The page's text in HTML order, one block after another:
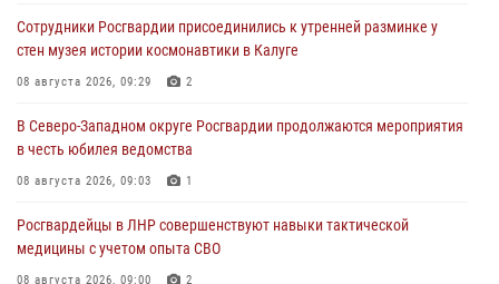
Сотрудники Росгвардии присоединились к утренней разминке у
стен музея истории космонавтики в Калуге
08 августа 2026, 09:29 2
В Северо-Западном округе Росгвардии продолжаются мероприятия
в честь юбилея ведомства
08 августа 2026, 09:03 1
Росгвардейцы в ЛНР совершенствуют навыки тактической
медицины с учетом опыта СВО
08 августа 2026, 09:00 2